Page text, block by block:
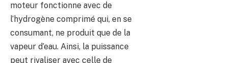
moteur fonctionne avec de
l’hydrogène comprimé qui, en se
consumant, ne produit que de la
vapeur d’eau. Ainsi, la puissance
peut rivaliser avec celle de